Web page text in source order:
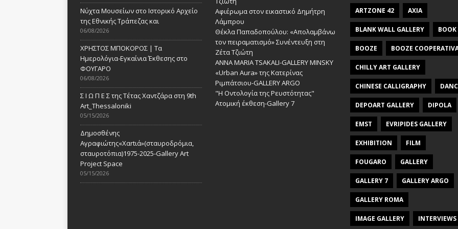
Νύχτα Μουσείων στο Ιστορικό Αρχείο
της Εθνικής Τράπεζας και
06/08/2026
ΧΡΗΣΤΟΣ ΜΠΟΚΟΡΟΣ | Τα
Ημερολόγια-Εγκαίνια Έκθεσης στο
ΦΟΥΓΑΡΟ
06/08/2026
Σ Ι Ω Π Ε Σ της Τέτας Χαντζάρα στη 9th
Art_Thessaloniki
05/15/2026
Δημοσθένης
Αγραφιώτης«Xαrtιά»(σταυροδρόμια,
σταυροτόπια)1975-2025-Gallery Art
Project Space
05/15/2026
Αφιέρωμα στον εικαστικό Δημήτρη
Λάμπρου
Θέκλα Παπαδοπούλου: «Απολαμβάνω
τον πειραματισμό» Συνέντευξη στη
Ζέτα Τζιώτη
ANNA MARIA TSAKALI-GALLERY MINSKY
«Urban Aura» της Κατερίνας
Ριμπάτσιου-GALLERY ARGO
"Η Οντολογία της Ρευστότητας"
Ατομική έκθεση-Gallery 7
ARTZONE 42 AXIA
BLANK WALL GALLERY BOOK
BOOZE BOOZE
CHILLY ART GALLERY
CHINESE CALLIGRAPHY
DEPOART GALLERY DIPOLA
EMST EVRIPIDES GALLERY
EXHIBITION FILM
FOUGARO GALLERY
GALLERY 7 GALLERY ARGO
GALLERY ROMA
IMAGE GALLERY INTERVIEWS